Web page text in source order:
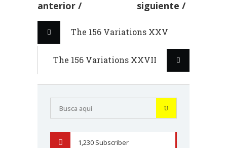
anterior siguiente
The 156 Variations XXV
The 156 Variations XXVII
1,230 Subscriber